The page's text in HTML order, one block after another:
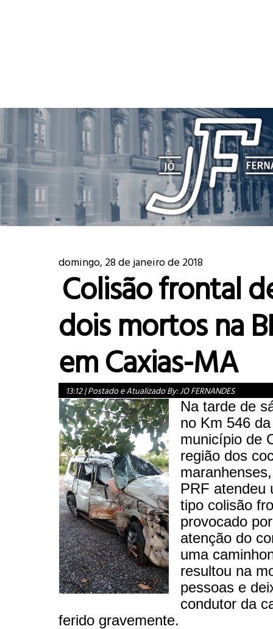
domingo, 28 de janeiro de 2018
Colisão frontal
dois mortos na
em Caxias-MA
13:12|Postado e Atualizado By:JO FERNANDES
Na tarde de
no Km 546
município de
região dos
PRF atendeu
tipo colisão
provocado
atenção do
uma
resultou na
pessoas e
condutor da
ferido gravemente.